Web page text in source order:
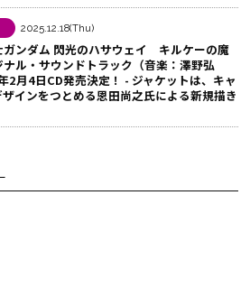
2025.12.18(Thu)
ガンダム 閃光のハサウェイ キルケーの魔
ル・サウンドトラック（音楽：澤野弘
2月4日CD発売決定！ - ジャケットは、キャ
インをつとめる恩田尚之氏による新規描き